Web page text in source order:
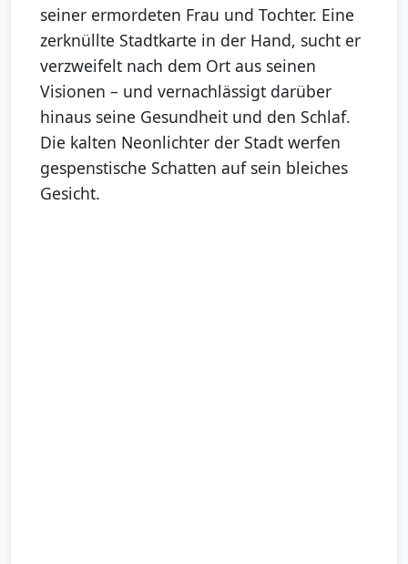
seiner ermordeten Frau und Tochter. Eine
zerknüllte Stadtkarte in der Hand, sucht er
verzweifelt nach dem Ort aus seinen
Visionen – und vernachlässigt darüber
hinaus seine Gesundheit und den Schlaf.
Die kalten Neonlichter der Stadt werfen
gespenstische Schatten auf sein bleiches
Gesicht.